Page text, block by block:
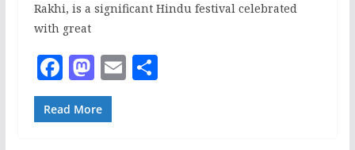
Rakhi, is a significant Hindu festival celebrated
with great
F
a
c
M
a
st
E S
Read More